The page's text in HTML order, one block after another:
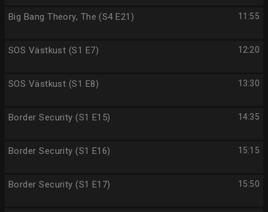
11:55
Big Bang Theory, The (S4 E21)
12:20
SOS Västkust (S1 E7)
13:30
SOS Västkust (S1 E8)
14:35
Border Security (S1 E15)
15:15
Border Security (S1 E16)
15:50
Border Security (S1 E17)